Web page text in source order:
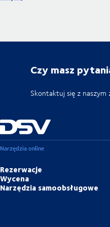
Czy masz
Skontaktuj się z naszym
Narzędzia online
Rezerwacje
Wycena
Narzędzia samoobsługowe